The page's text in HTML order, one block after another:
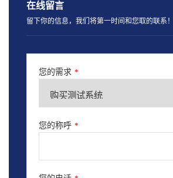
在线留言
留下你的信息，我们将第一时间和您取的联系！
您的需求 *
您的称呼 *